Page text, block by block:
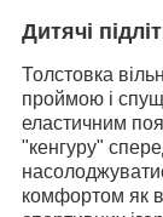
Дитячі
Толстовка
проймою і
еластичним
"кенгуру"
комфортом як в